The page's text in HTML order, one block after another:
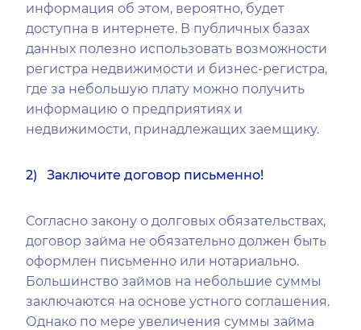
информация об этом, вероятно, будет
доступна в интернете. В публичных базах
данных полезно использовать возможности
регистра недвижимости и бизнес-регистра,
где за небольшую плату можно получить
информацию о предприятиях и
недвижимости, принадлежащих заемщику.
2) Заключите договор письменно!
Согласно закону о долговых обязательствах,
договор займа не обязательно должен быть
оформлен письменно или нотариально.
Большинство займов на небольшие суммы
заключаются на основе устного соглашения.
Однако по мере увеличения суммы займа